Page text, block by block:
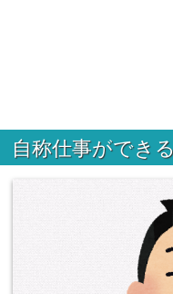
自称仕事ができ